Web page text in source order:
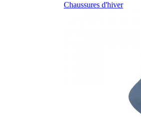
Chaussures d'hiver